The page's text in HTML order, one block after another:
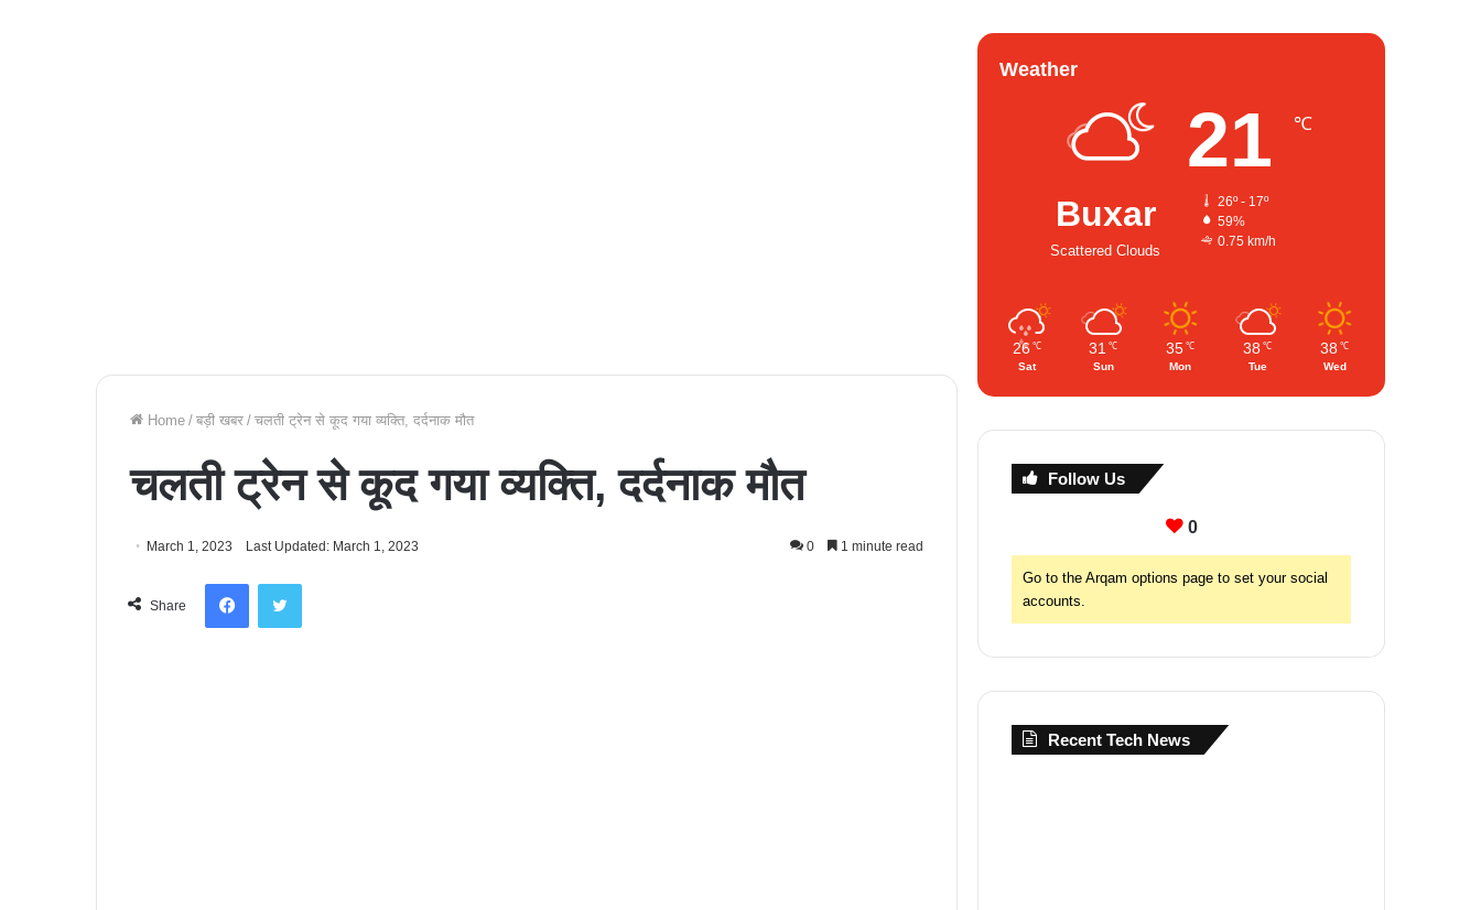
Home / बड़ी खबर / चलती ट्रेन से कूद गया व्यक्ति, दर्दनाक मौत
चलती ट्रेन से कूद गया व्यक्ति, दर्दनाक मौत
March 1, 2023 Last Updated: March 1, 2023 0 1 minute read
Share
Weather
Buxar
Scattered Clouds
21 ℃
26º - 17º
59%
0.75 km/h
26 ℃
Sat
31 ℃
Sun
35 ℃
Mon
38 ℃
Tue
38 ℃
Wed
Follow Us
0
Go to the Arqam options page to set your social
accounts.
Recent Tech News